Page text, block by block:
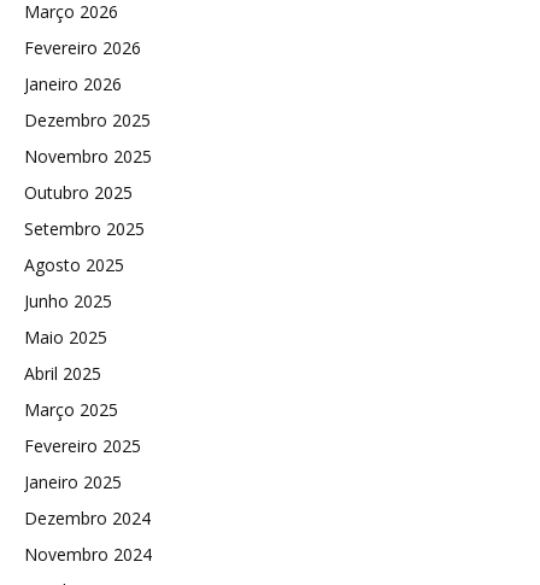
Março 2026
Fevereiro 2026
Janeiro 2026
Dezembro 2025
Novembro 2025
Outubro 2025
Setembro 2025
Agosto 2025
Junho 2025
Maio 2025
Abril 2025
Março 2025
Fevereiro 2025
Janeiro 2025
Dezembro 2024
Novembro 2024